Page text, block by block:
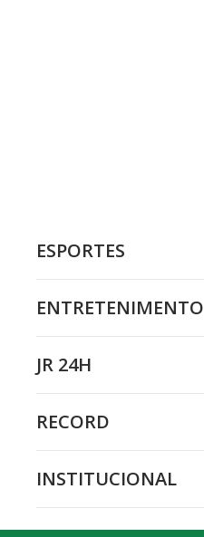
ESPORTES
ENTRETENIMENTO
JR 24H
RECORD
INSTITUCIONAL